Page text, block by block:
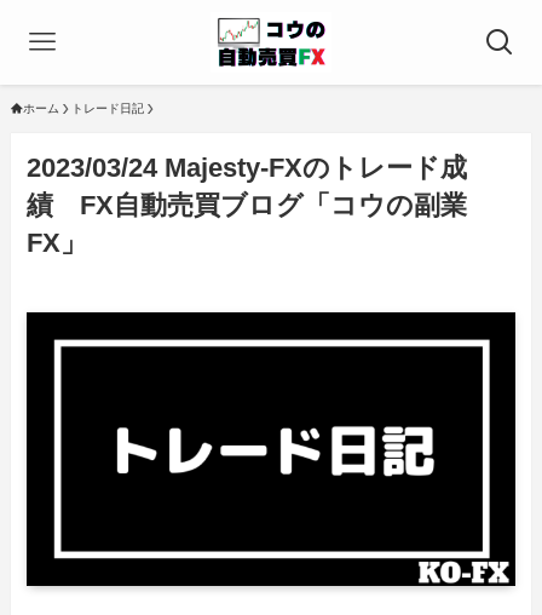
ホーム トレード日記
2023/03/24 Majesty-FXのトレード成
績 FX自動売買ブログ「コウの副業
FX」